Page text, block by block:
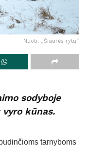
Nuotr. „Šiaurės rytų“
sodyboje
kūnas.
tarnyboms